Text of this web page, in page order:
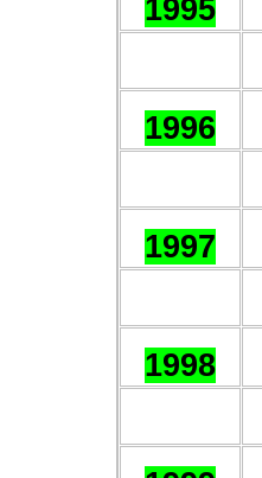
1995
1996
1997
1998